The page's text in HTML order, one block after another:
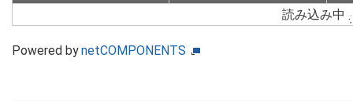
読み込み中
Powered bynetCOMPONENTS